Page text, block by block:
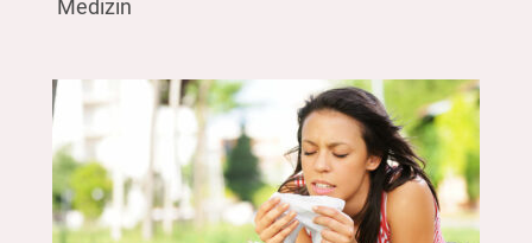
Medizin